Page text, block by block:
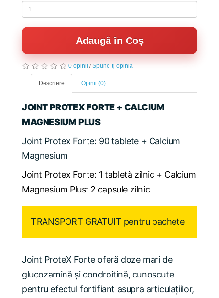
Adaugă în Coș
0 opinii /Spune-ţi opinia
Descriere Opinii (0)
JOINT PROTEX FORTE + CALCIUM
MAGNESIUM PLUS
Joint Protex Forte: 90 tablete + Calcium
Magnesium
Joint Protex Forte: 1 tabletă zilnic + Calcium
Magnesium Plus: 2 capsule zilnic
TRANSPORT GRATUIT pentru pachete
Joint ProteX Forte oferă doze mari de
glucozamină şi condroitină, cunoscute
pentru efectul fortifiant asupra articulaţiilor,